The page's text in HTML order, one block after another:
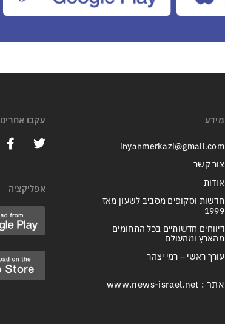
מידע
inyanmerkazi@gmail.com
צור קשר
אודות
חדשות וסקופים מסביב לשעון מאז
1999
דיווחים חדשותיים בכל התחומים
מהארץ ומהעולם
עורך ראשי – רמי יצהר
אתר : www.news-israel.net
עקבו אחרינו
אפליקציה